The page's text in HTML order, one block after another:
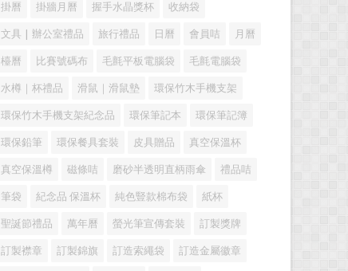
掛曆 掛牆月曆 握手水晶獎杯 收納袋
文具 | 辦公室禮品 旅行禮品 日曆 會員咭 月曆
檯曆 比賽號碼布 毛氈平板電腦袋 毛氈電腦袋
水樽｜杯禮品 滑鼠｜滑鼠墊 環保竹木手機支架
環保竹木手機支架紀念品 環保筆記本 環保筆記簿
環保鉛筆 環保餐具套裝 皮具贈品 真空保溫杯
真空保溫樽 磁條咭 磨砂半透明直柄雨傘 禮品咭
筆袋 紀念品 保溫杯 純色豎款棉布袋 紙杯
聖誕節禮品 萬年曆 螢光筆宣傳套裝 訂製獎牌
訂製襟章 訂製錦旗 訂造索繩袋 訂造金屬徽章